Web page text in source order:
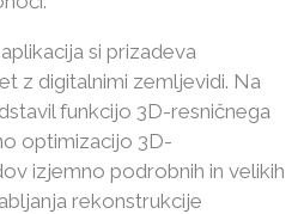
si prizadeva
z digitalnimi zemljevidi. Na
funkcijo 3D-resničnega
optimizacijo 3D-
izjemno podrobnih in velikih
rekonstrukcije